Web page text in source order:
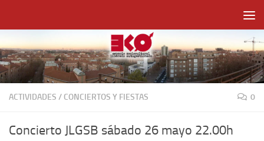
ACTIVIDADES / CONCIERTOS Y FIESTAS 0
Concierto JLGSB sábado 26 mayo 22.00h